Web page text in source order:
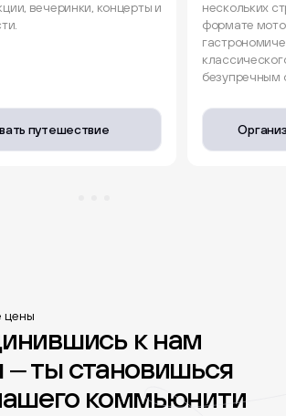
вечеринки, концерты и
путешествие
нескольких
формате
безупречным
цены
к нам
ты становишься
коммьюнити